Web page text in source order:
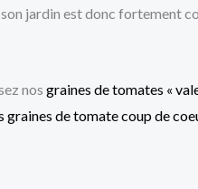
jardin est donc fortement
nos graines de tomates «
graines de tomate coup de